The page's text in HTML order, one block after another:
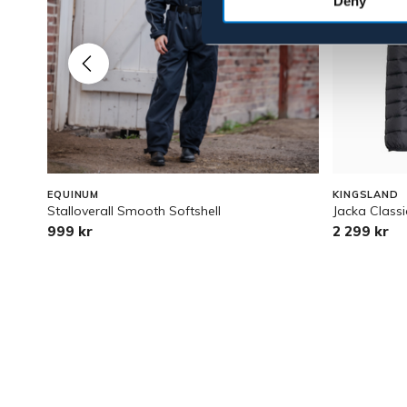
EQUINUM
Stalloverall Smooth Softshell
999 kr
KINGSLAND
Jacka
2 299 kr